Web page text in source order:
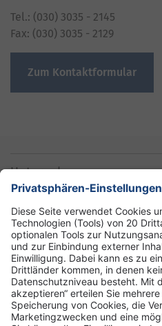
Tel.: (030) 3035 - 2145
Fax: (030) 3035 - 2129
Zum Kontaktformular
Unternehmen
Informationen
Standorte
DRK-Schwesternschaft Berlin